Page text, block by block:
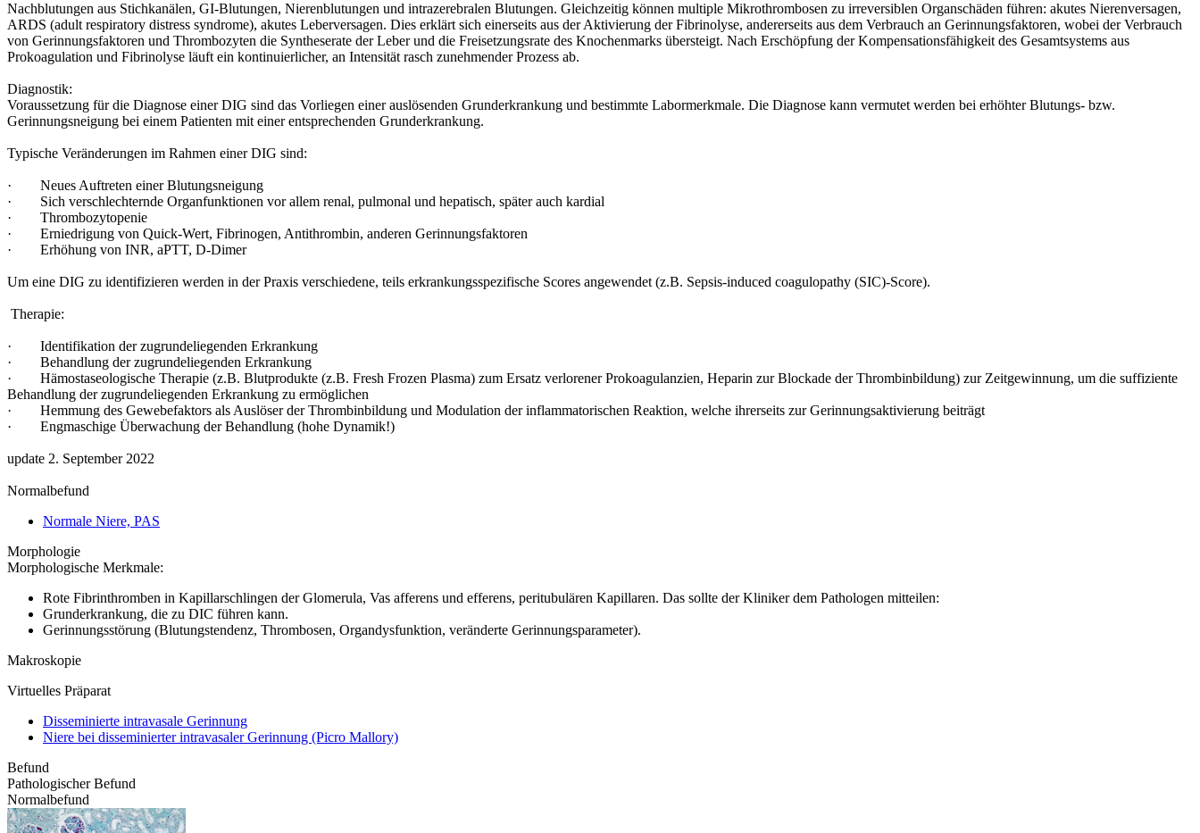
Nachblutungen aus Stichkanälen, GI-Blutungen, Nierenblutungen und intrazerebralen Blutungen. Gleichzeitig können multiple Mikrothrombosen zu irreversiblen Organschäden führen: akutes Nierenversagen,
ARDS (adult respiratory distress syndrome), akutes Leberversagen. Dies erklärt sich einerseits aus der Aktivierung der Fibrinolyse, andererseits aus dem Verbrauch an Gerinnungsfaktoren, wobei der Verbrauch
von Gerinnungsfaktoren und Thrombozyten die Syntheserate der Leber und die Freisetzungsrate des Knochenmarks übersteigt. Nach Erschöpfung der Kompensationsfähigkeit des Gesamtsystems aus
Prokoagulation und Fibrinolyse läuft ein kontinuierlicher, an Intensität rasch zunehmender Prozess ab.
Diagnostik:
Voraussetzung für die Diagnose einer DIG sind das Vorliegen einer auslösenden Grunderkrankung und bestimmte Labormerkmale. Die Diagnose kann vermutet werden bei erhöhter Blutungs- bzw.
Gerinnungsneigung bei einem Patienten mit einer entsprechenden Grunderkrankung.
Typische Veränderungen im Rahmen einer DIG sind:
· Neues Auftreten einer Blutungsneigung
· Sich verschlechternde Organfunktionen vor allem renal, pulmonal und hepatisch, später auch kardial
· Thrombozytopenie
· Erniedrigung von Quick-Wert, Fibrinogen, Antithrombin, anderen Gerinnungsfaktoren
· Erhöhung von INR, aPTT, D-Dimer
Um eine DIG zu identifizieren werden in der Praxis verschiedene, teils erkrankungsspezifische Scores angewendet (z.B. Sepsis-induced coagulopathy (SIC)-Score).
Therapie:
· Identifikation der zugrundeliegenden Erkrankung
· Behandlung der zugrundeliegenden Erkrankung
· Hämostaseologische Therapie (z.B. Blutprodukte (z.B. Fresh Frozen Plasma) zum Ersatz verlorener Prokoagulanzien, Heparin zur Blockade der Thrombinbildung) zur Zeitgewinnung, um die suffiziente
Behandlung der zugrundeliegenden Erkrankung zu ermöglichen
· Hemmung des Gewebefaktors als Auslöser der Thrombinbildung und Modulation der inflammatorischen Reaktion, welche ihrerseits zur Gerinnungsaktivierung beiträgt
· Engmaschige Überwachung der Behandlung (hohe Dynamik!)
update 2. September 2022
Normalbefund
Normale Niere, PAS
Morphologie
Morphologische Merkmale:
Rote Fibrinthromben in Kapillarschlingen der Glomerula, Vas afferens und efferens, peritubulären Kapillaren. Das sollte der Kliniker dem Pathologen mitteilen:
Grunderkrankung, die zu DIC führen kann.
Gerinnungsstörung (Blutungstendenz, Thrombosen, Organdysfunktion, veränderte Gerinnungsparameter).
Makroskopie
Virtuelles Präparat
Disseminierte intravasale Gerinnung
Niere bei disseminierter intravasaler Gerinnung (Picro Mallory)
Befund
Pathologischer Befund
Normalbefund